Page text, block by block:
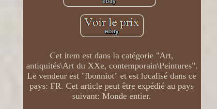
Cet item est dans la catégorie "Art,
antiquités\Art du XXe, contemporain\Peintures".
Le vendeur est "fbonniot" et est localisé dans ce
pays: FR. Cet article peut être expédié au pays
suivant: Monde entier.